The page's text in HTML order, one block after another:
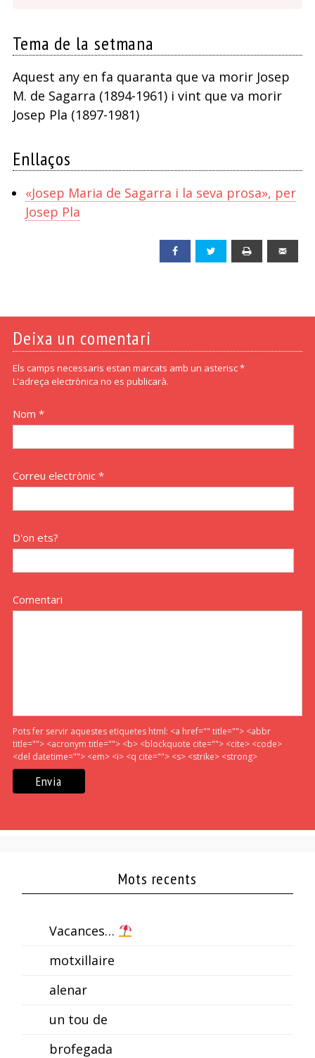
Tema de la setmana
Aquest any en fa quaranta que va morir Josep
M. de Sagarra (1894-1961) i vint que va morir
Josep Pla (1897-1981)
Enllaços
«Josep Maria de Sagarra i la seva prosa», per
Josep Pla
Facebook Twitter
Deixa un comentari
Els camps necessaris estan marcats amb un asterisc *
L'adreça electrònica no es publicarà.
Nom *
Correu electrònic *
D'on ets?
Comentari
Pots fer servir aquestes etiquetes html: <a href="" title=""> <abbr
title=""> <acronym title=""> <b> <blockquote cite=""> <cite> <code>
<del datetime=""> <em> <i> <q cite=""> <s> <strike> <strong>
Mots recents
Vacances…
motxillaire
alenar
un tou de
brofegada